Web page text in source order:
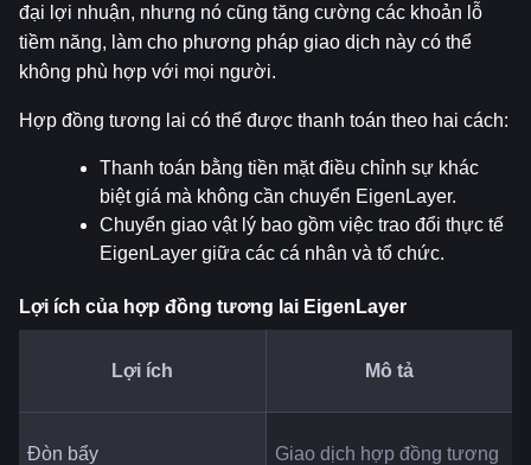
đại lợi nhuận, nhưng nó cũng tăng cường các khoản lỗ
tiềm năng, làm cho phương pháp giao dịch này có thể
không phù hợp với mọi người.
Hợp đồng tương lai có thể được thanh toán theo hai cách:
Thanh toán bằng tiền mặt điều chỉnh sự khác
biệt giá mà không cần chuyển EigenLayer.
Chuyển giao vật lý bao gồm việc trao đổi thực tế
EigenLayer giữa các cá nhân và tổ chức.
Lợi ích của hợp đồng tương lai EigenLayer
Lợi ích Mô tả
Đòn bẩy
Giao dịch hợp đồng tương